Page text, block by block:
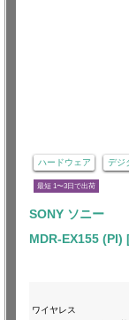
ハードウェア デジ
最短 1〜3日で出荷
SONY ソニー
MDR-EX155 (PI)
ワイヤレス